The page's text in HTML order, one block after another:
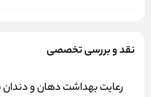
نقد و بررسی تخصصی
رعایت بهداشت دهان و دندان